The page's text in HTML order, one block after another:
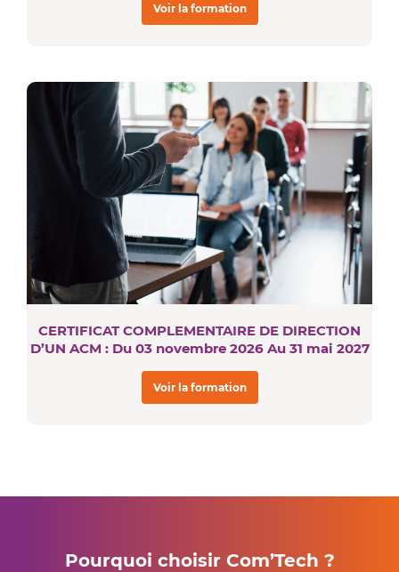
Voir la formation
CERTIFICAT COMPLEMENTAIRE DE DIRECTION
D’UN ACM : Du 03 novembre 2026 Au 31 mai 2027
Voir la formation
Pourquoi choisir Com’Tech ?